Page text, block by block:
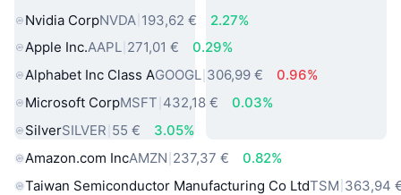
Nvidia CorpNVDA 193,62 €
2.27%
Apple Inc.AAPL 271,01 €
0.29%
Alphabet Inc Class AGOOGL 306,99 €
0.96%
Microsoft CorpMSFT 432,18 €
0.03%
SilverSILVER 55 €
3.05%
Amazon.com IncAMZN 237,37 €
0.82%
Taiwan Semiconductor Manufacturing Co LtdTSM 363,94